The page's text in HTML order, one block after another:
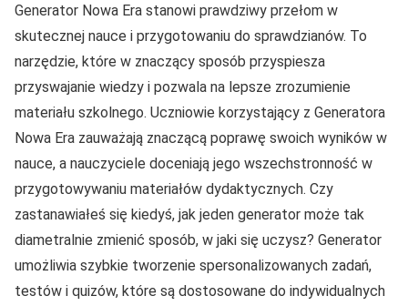
Generator Nowa Era stanowi prawdziwy przełom w
skutecznej nauce i przygotowaniu do sprawdzianów. To
narzędzie, które w znaczący sposób przyspiesza
przyswajanie wiedzy i pozwala na lepsze zrozumienie
materiału szkolnego. Uczniowie korzystający z Generatora
Nowa Era zauważają znaczącą poprawę swoich wyników w
nauce, a nauczyciele doceniają jego wszechstronność w
przygotowywaniu materiałów dydaktycznych. Czy
zastanawiałeś się kiedyś, jak jeden generator może tak
diametralnie zmienić sposób, w jaki się uczysz? Generator
umożliwia szybkie tworzenie spersonalizowanych zadań,
testów i quizów, które są dostosowane do indywidualnych